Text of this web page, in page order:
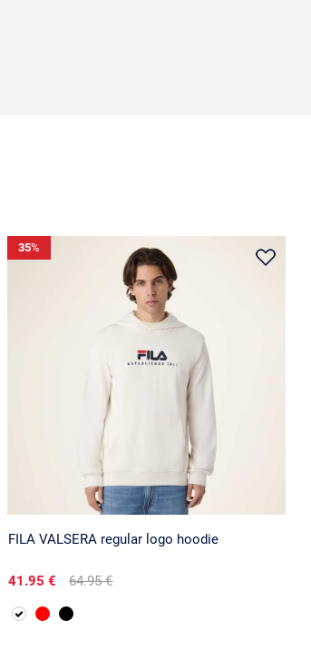
FILA VALSERA regular logo hoodie
41.95 € 64.95 €
35%